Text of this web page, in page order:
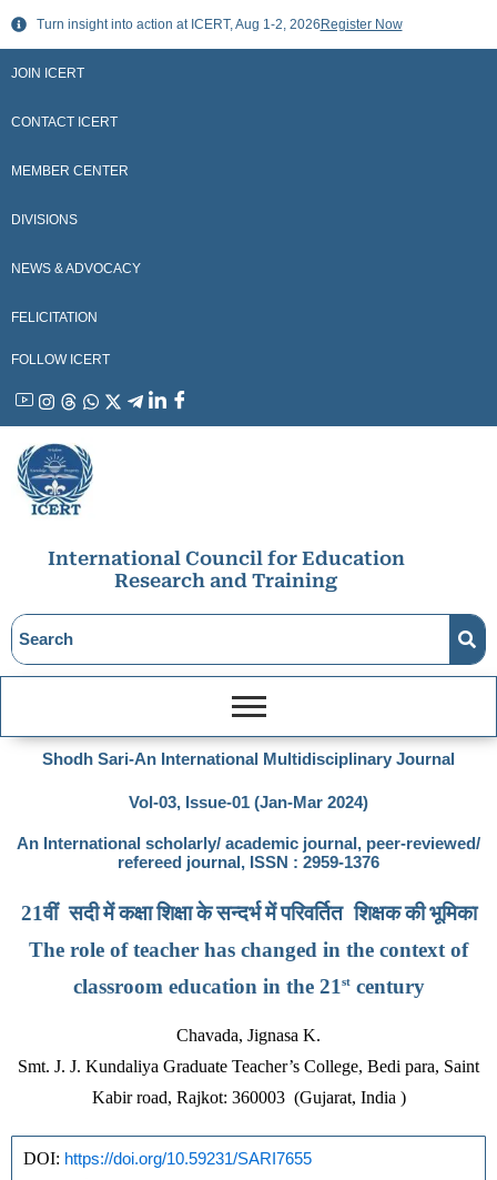
Skip
content
Turn insight into action at ICERT, Aug 1-2, 2026 Register Now
JOIN ICERT
CONTACT ICERT
MEMBER CENTER
DIVISIONS
NEWS & ADVOCACY
FELICITATION
FOLLOW ICERT
YouTubeInstagram
ThreadsWhatsApp
X LinkedinFacebook
International Council for Education
Research and Training
Shodh Sari-An International Multidisciplinary Journal
Vol-03, Issue-01 (Jan-Mar 2024)
An International scholarly/ academic journal, peer-reviewed/
refereed journal, ISSN : 2959-1376
21वीं सदीमेंकक्षाशिक्षाकेसन्दर्भमेंपरिवर्तित शिक्षककी भूमिका
The role of teacher has changed in the context of
classroom education in the 21 stcentury
Chavada, Jignasa K.
Smt. J. J. Kundaliya Graduate Teacher’s College, Bedi para, Saint
Kabir road, Rajkot: 360003 (Gujarat, India )
DOI: https://doi.org/10.59231/SARI7655